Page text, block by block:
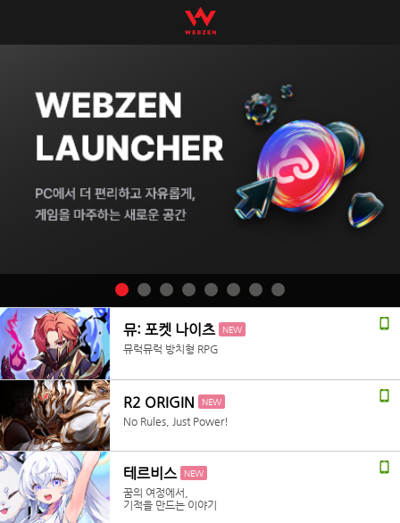
뮤: 포켓 나이츠 NEW
뮤럭뮤럭 방치형 RPG
R2 ORIGIN NEW
No Rules, Just Power!
테르비스 NEW
꿈의 여정에서,
기적을 만드는 이야기